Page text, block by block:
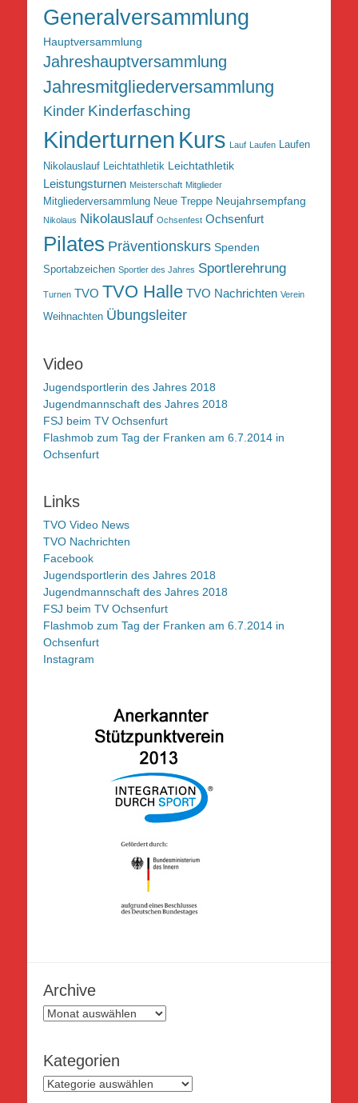
Generalversammlung
Hauptversammlung
Jahreshauptversammlung
Jahresmitgliederversammlung
Kinder Kinderfasching
Kinderturnen Kurs Lauf Laufen
Laufen
Nikolauslauf Leichtathletik Leichtathletik
Leistungsturnen Meisterschaft Mitglieder
Mitgliederversammlung Neue Treppe Neujahrsempfang
Nikolaus Nikolauslauf Ochsenfest Ochsenfurt
Pilates Präventionskurs Spenden
Sportabzeichen Sportler des Jahres Sportlerehrung
Turnen TVO TVO Halle TVO Nachrichten Verein
Weihnachten Übungsleiter
Video
Jugendsportlerin des Jahres 2018
Jugendmannschaft des Jahres 2018
FSJ beim TV Ochsenfurt
Flashmob zum Tag der Franken am 6.7.2014 in
Ochsenfurt
Links
TVO Video News
TVO Nachrichten
Facebook
Jugendsportlerin des Jahres 2018
Jugendmannschaft des Jahres 2018
FSJ beim TV Ochsenfurt
Flashmob zum Tag der Franken am 6.7.2014 in
Ochsenfurt
Instagram
Archive
Archive
Kategorien
Kategorien